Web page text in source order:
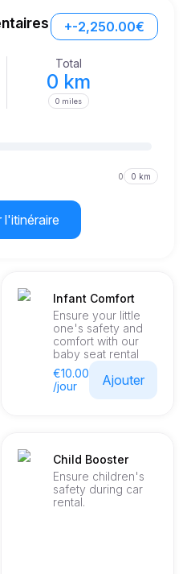
présente une silhouette
et son agilité.
+-2,250.00€
Total
0 km
0 miles
0 0 km
l'itinéraire
Infant Comfort
Ensure your little
one's safety and
comfort with our
baby seat rental
€10.00
/jour
Ajouter
Child Booster
Ensure children's
safety during car
rental.